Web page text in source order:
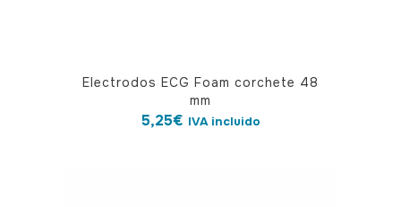
Electrodos ECG Foam corchete 48
mm
5,25€ IVA incluido